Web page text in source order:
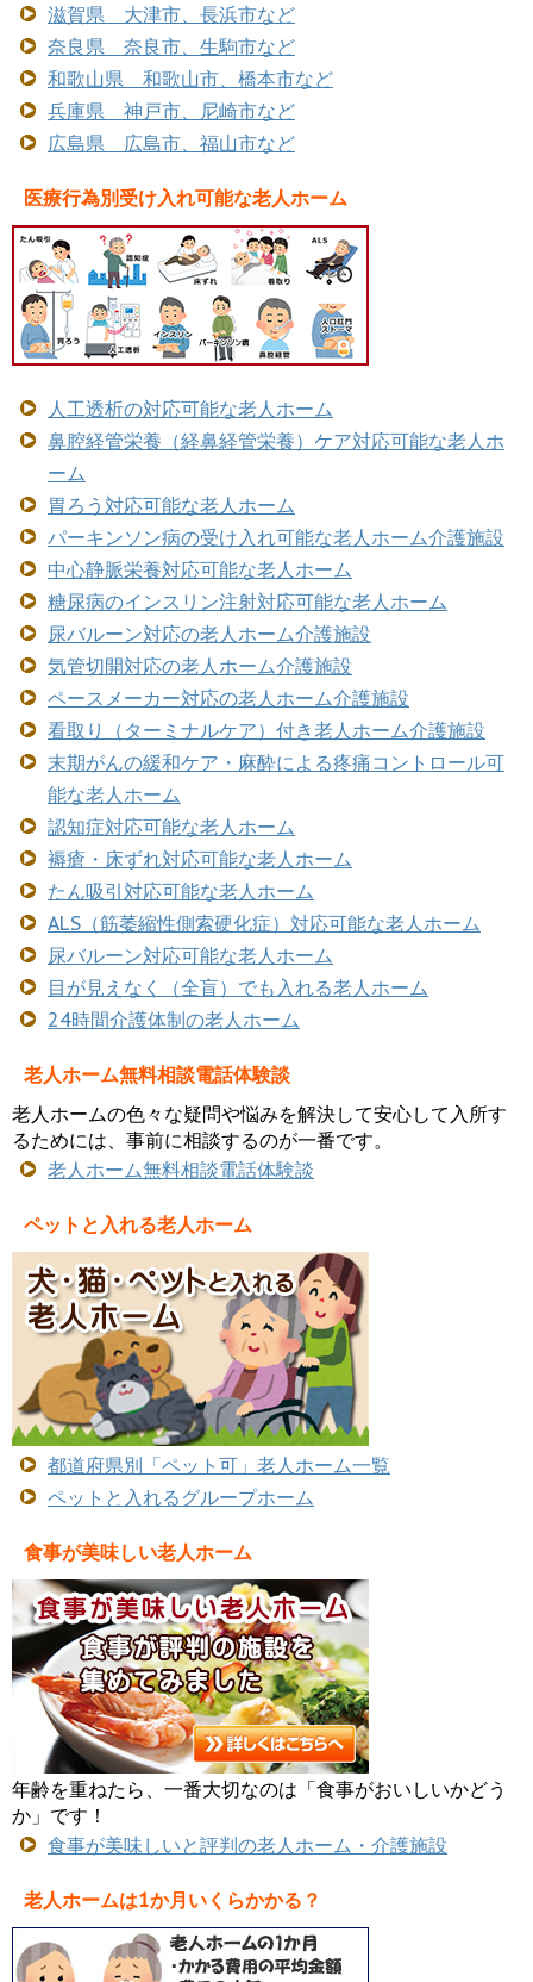
滋賀県 大津市、長浜市など
奈良県 奈良市、生駒市など
和歌山県 和歌山市、橋本市など
兵庫県 神戸市、尼崎市など
広島県 広島市、福山市など
医療行為別受け入れ可能な老人ホーム
人工透析の対応可能な老人ホーム
鼻腔経管栄養（経鼻経管栄養）ケア対応可能な老人ホ
ーム
胃ろう対応可能な老人ホーム
パーキンソン病の受け入れ可能な老人ホーム介護施設
中心静脈栄養対応可能な老人ホーム
糖尿病のインスリン注射対応可能な老人ホーム
尿バルーン対応の老人ホーム介護施設
気管切開対応の老人ホーム介護施設
ペースメーカー対応の老人ホーム介護施設
看取り（ターミナルケア）付き老人ホーム介護施設
末期がんの緩和ケア・麻酔による疼痛コントロール可
能な老人ホーム
認知症対応可能な老人ホーム
褥瘡・床ずれ対応可能な老人ホーム
たん吸引対応可能な老人ホーム
ALS（筋萎縮性側索硬化症）対応可能な老人ホーム
尿バルーン対応可能な老人ホーム
目が見えなく（全盲）でも入れる老人ホーム
24時間介護体制の老人ホーム
老人ホーム無料相談電話体験談
老人ホームの色々な疑問や悩みを解決して安心して入所す
るためには、事前に相談するのが一番です。
老人ホーム無料相談電話体験談
ペットと入れる老人ホーム
都道府県別「ペット可」老人ホーム一覧
ペットと入れるグループホーム
食事が美味しい老人ホーム
年齢を重ねたら、一番大切なのは「食事がおいしいかどう
か」です！
食事が美味しいと評判の老人ホーム・介護施設
老人ホームは1か月いくらかかる？